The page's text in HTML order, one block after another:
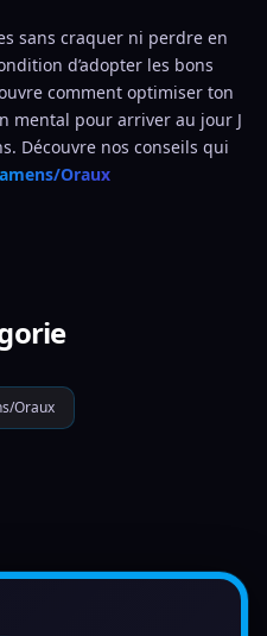
sans craquer ni perdre en
d’adopter les bons
comment optimiser ton
mental pour arriver au jour J
Découvre nos conseils qui
Oraux
Oraux